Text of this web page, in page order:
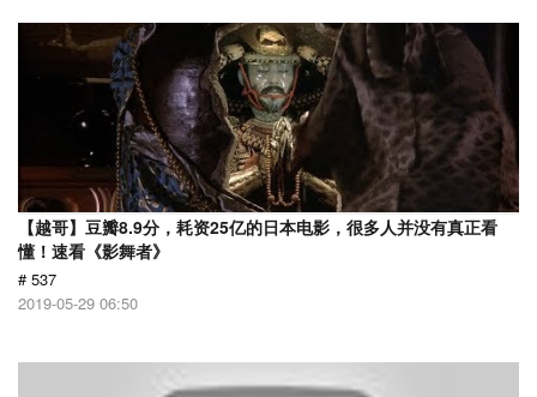
【越哥】豆瓣8.9分，耗资25亿的日本电影，很多人并没有真正看
懂！速看《影舞者》
# 537
2019-05-29 06:50